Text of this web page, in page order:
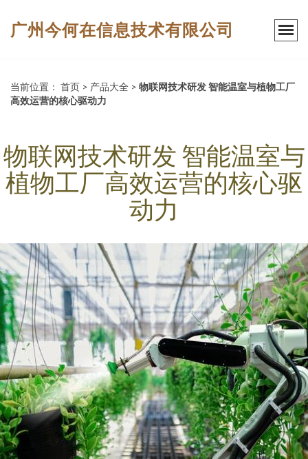
广州今何在信息技术有限公司
当前位置： 首页 > 产品大全 > 物联网技术研发 智能温室与植物工厂
高效运营的核心驱动力
物联网技术研发 智能温室与
植物工厂高效运营的核心驱
动力